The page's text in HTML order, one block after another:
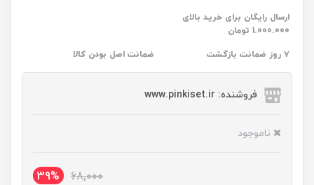
ارسال رایگان برای خرید بالای
1.000.000 تومان
۷ روز ضمانت بازگشت ضمانت اصل بودن کالا
فروشنده: www.pinkiset.ir
ناموجود
68,000
39%